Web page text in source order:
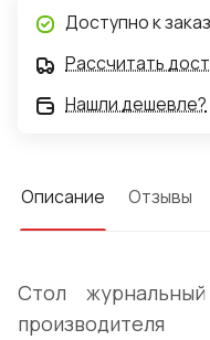
Доступно к
Рассчитать
Нашли дешевле?
Описание Отзывы
Стол